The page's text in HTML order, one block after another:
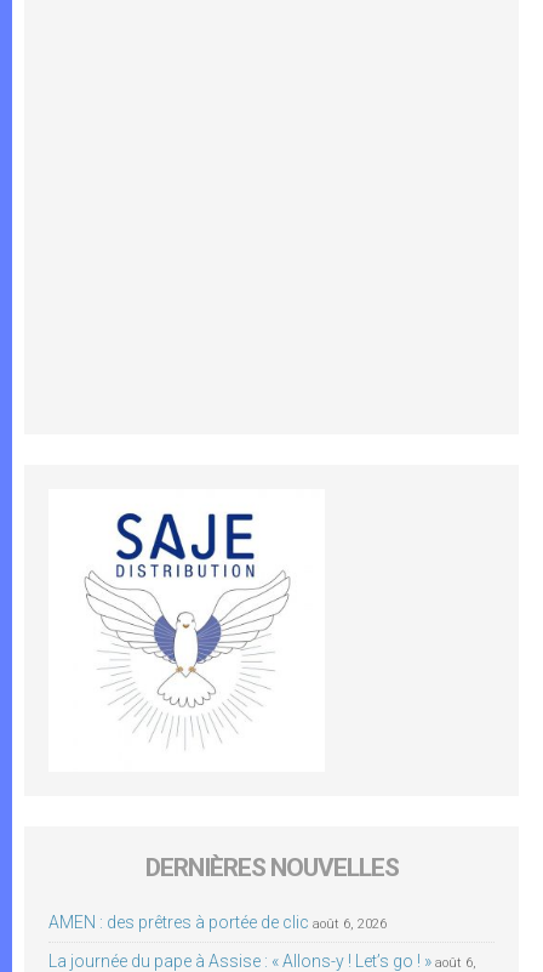
DERNIÈRES NOUVELLES
AMEN : des prêtres à portée de clic août 6, 2026
La journée du pape à Assise : « Allons-y ! Let’s go ! » août 6,